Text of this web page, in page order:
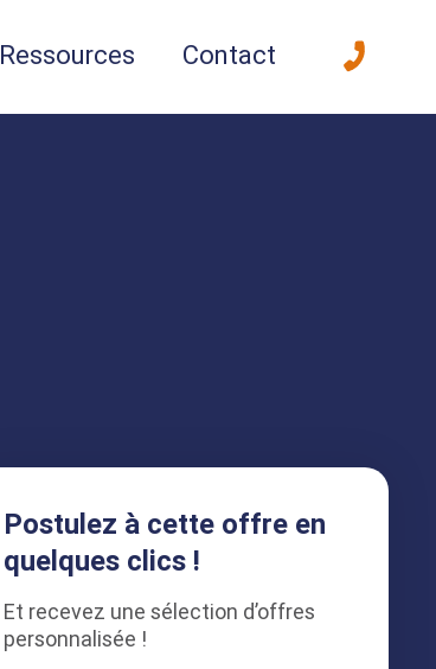
Ressources Contact
Postulez à cette offre en
quelques clics !
Et recevez une sélection d’offres
personnalisée !